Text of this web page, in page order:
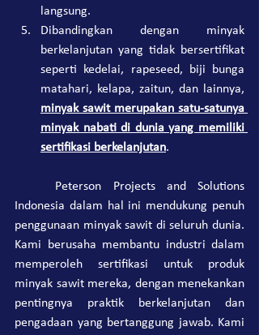
langsung.
Dibandingkan dengan minyak
berkelanjutan yang tidak bersertifikat
seperti kedelai, rapeseed, biji bunga
minyak sawit merupakan satu-satunya
minyak nabati di dunia yang memiliki
sertifikasi berkelanjutan.
Indonesia dalam hal ini mendukung penuh
penggunaan minyak sawit di seluruh dunia.
Kami berusaha membantu industri dalam
memperoleh sertifikasi untuk produk
minyak sawit mereka, dengan menekankan
pentingnya praktik berkelanjutan dan
pengadaan yang bertanggung jawab. Kami